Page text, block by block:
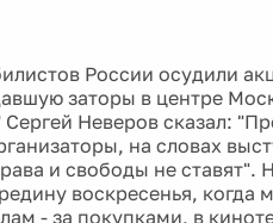
России осудили
заторы в центре
Неверов сказал:
на словах
и свободы не ставят".
воскресенья, когда
- за покупками, в